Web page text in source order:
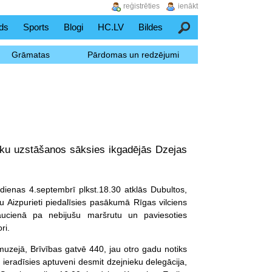
Sports Blogi HC.LV Bildes Meklēšana
Grāmatas Pārdomas un redzējumi
uzstāšanos sāksies ikgadējās Dzejas
4.septembrī plkst.18.30 atklās Dubultos,
piedalīsies pasākumā Rīgas vilciens
pa nebijušu maršrutu un paviesoties
Brīvības gatvē 440, jau otro gadu notiks
aptuveni desmit dzejnieku delegācija,
ienākt
reģistrēties